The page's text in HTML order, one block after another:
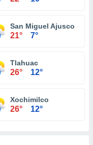
San Miguel Ajusco
21° 7°
Tlahuac
26° 12°
Xochimilco
26° 12°